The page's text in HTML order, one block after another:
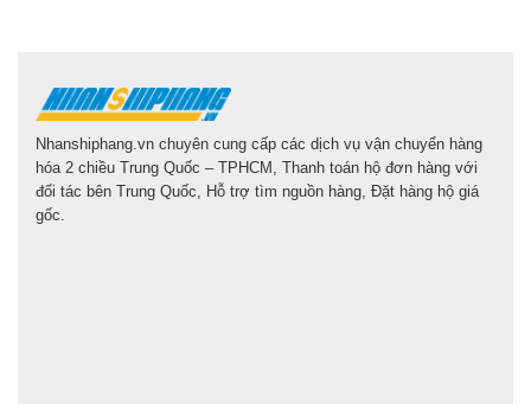
Nhanshiphang.vn chuyên cung cấp các dịch vụ vận chuyển hàng
hóa 2 chiều Trung Quốc – TPHCM, Thanh toán hộ đơn hàng với
đối tác bên Trung Quốc, Hỗ trợ tìm nguồn hàng, Đặt hàng hộ giá
gốc.